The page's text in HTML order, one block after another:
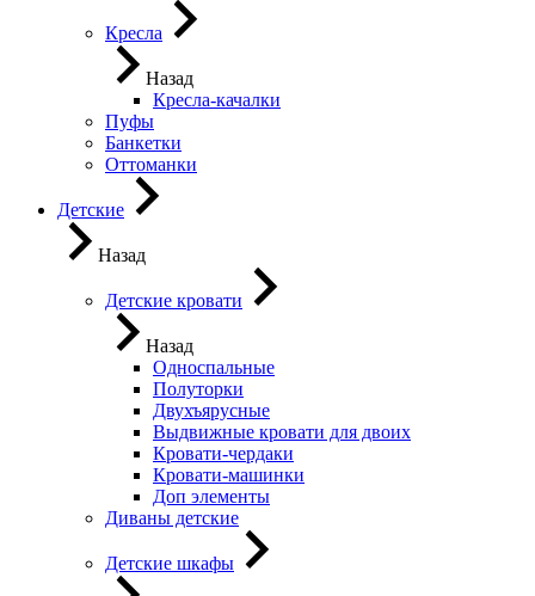
Кресла
Назад
Кресла-качалки
Пуфы
Банкетки
Оттоманки
Детские
Назад
Детские кровати
Назад
Односпальные
Полуторки
Двухъярусные
Выдвижные кровати для двоих
Кровати-чердаки
Кровати-машинки
Доп элементы
Диваны детские
Детские шкафы